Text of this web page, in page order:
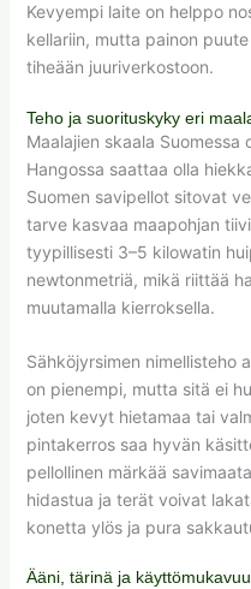
Kevyempi laite on helppo
kellariin, mutta painon
tiheään juuriverkostoon.
Teho ja suorituskyky eri
Maalajien skaala
Hangossa saattaa olla
Suomen savipellot sitovat
tarve kasvaa maapohjan
tyypillisesti 3–5 kilowatin
newtonmetriä, mikä riittää
muutamalla kierroksella.
Sähköjyrsimen nimellisteho
on pienempi, mutta sitä ei
joten kevyt hietamaa tai
pintakerros saa hyvän
pellollinen märkää
hidastua ja terät voivat
konetta ylös ja pura
Ääni, tärinä ja